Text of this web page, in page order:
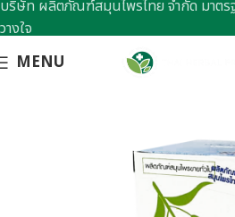
MENU
บริษัท ผลิตภัณฑ์สมุนไพรไทย จำกัด มาต
วางใจ